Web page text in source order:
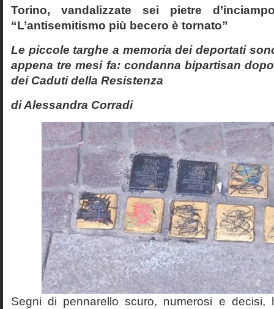
Torino, vandalizzate sei pietre
“L’antisemitismo più becero è tornato”
Le piccole targhe a memoria dei deportati
appena tre mesi fa: condanna bipartisan
dei Caduti della Resistenza
di Alessandra Corradi
Segni di pennarello scuro, numerosi e decisi,